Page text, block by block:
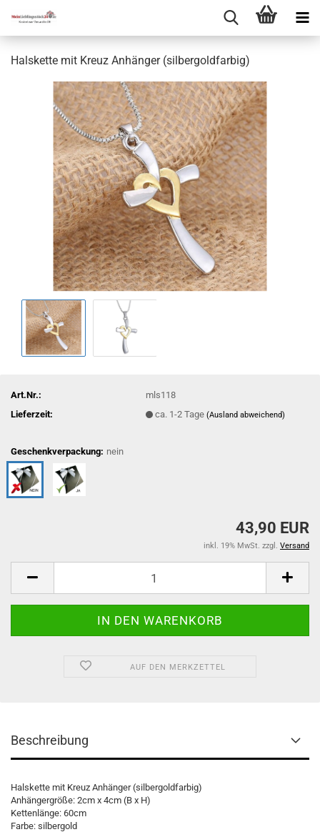
Halskette mit Kreuz Anhänger (silbergoldfarbig)
Art.Nr.:
mls118
Lieferzeit:
ca. 1-2 Tage(Ausland abweichend)
Geschenkverpackung: nein
43,90 EUR
inkl. 19% MwSt. zzgl. Versand
AUF DEN MERKZETTEL
Beschreibung
Halskette mit Kreuz Anhänger (silbergoldfarbig)
Anhängergröße: 2cm x 4cm (B x H)
Kettenlänge: 60cm
Farbe: silbergold